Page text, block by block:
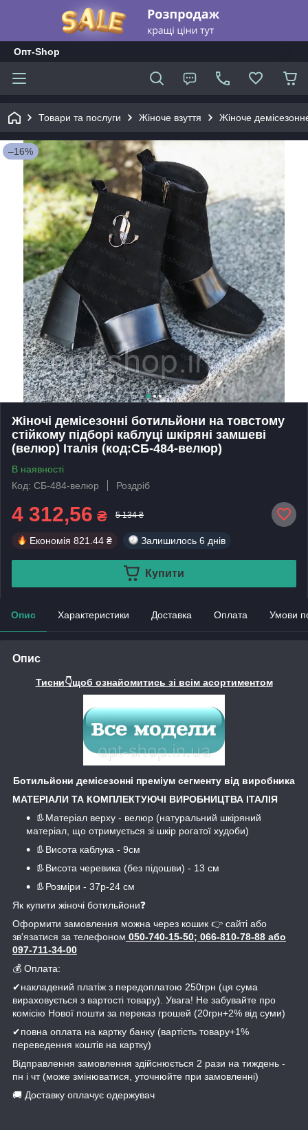
Опт-Shop
Товари та послуги Жіноче взуття Жіноче
–16%
Жіночі демісезонні ботильйони на товстому
стійкому підборі каблуці шкіряні замшеві
(велюр) Італія (код:СБ-484-велюр)
В наявності
Код: СБ-484-велюр
Роздріб
4 312,56 ₴ 5 134 ₴
Економія 821.44 ₴ Залишилось 6 днів
Купити
Опис Характеристики Доставка Оплата Умови
Опис
Тисни👇щоб ознайомитись зі всім асортиментом
Ботильйони демісезонні преміум сегменту від виробника
МАТЕРІАЛИ ТА КОМПЛЕКТУЮЧІ ВИРОБНИЦТВА ІТАЛІЯ
👢Матеріал верху - велюр (натуральний шкіряний
матеріал, що отримується зі шкір рогатої худоби)
👢Висота каблука - 9см
👢Висота черевика (без підошви) - 13 см
👢Розміри - 37р-24 см
Як купити жіночі ботильйони❓
Оформити замовлення можна через кошик 👉 сайті або
зв'язатися за телефоном 050-740-15-50; 066-810-78-88 або
097-711-34-00
💰 Оплата:
✔накладений платіж з передоплатою 250грн (ця сума
вираховується з вартості товару). Увага! Не забувайте про
комісію Нової пошти за переказ грошей (20грн+2% від суми)
✔повна оплата на картку банку (вартість товару+1%
переведення коштів на картку)
Відправлення замовлення здійснюється 2 рази на тиждень -
пн і чт (може змінюватися, уточнюйте при замовленні)
🚚 Доставку оплачує одержувач